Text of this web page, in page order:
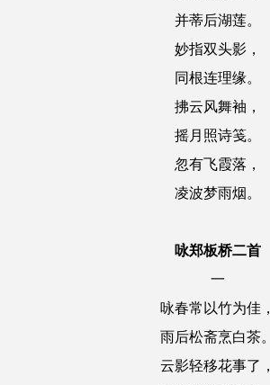
并蒂后湖莲。
妙指双头影，
同根连理缘。
拂云风舞袖，
摇月照诗笺。
忽有飞霞落，
凌波梦雨烟。
咏郑板桥二首
一
咏春常以竹为佳，
雨后松斋烹白茶。
云影轻移花事了，